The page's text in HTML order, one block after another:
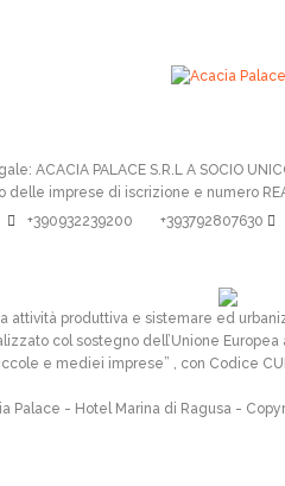
ACACIA PALACE S.R.L A SOCIO
delle imprese di iscrizione e numero
+390932239200
+393792807630
attività produttiva e sistemare ed
col sostegno dell’Unione
e mediei imprese” , con Codice
Palace - Hotel Marina di Ragusa -